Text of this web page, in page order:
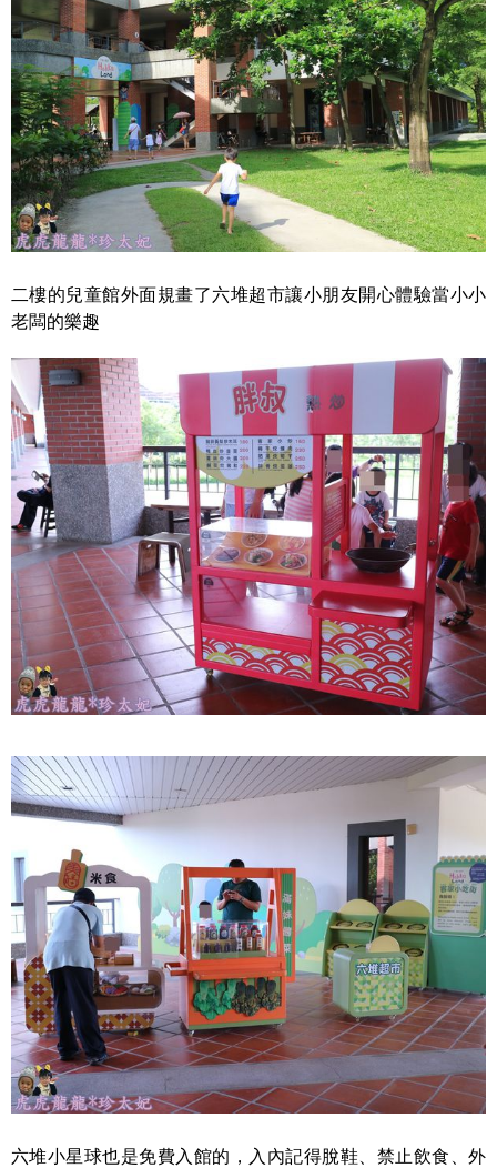
二樓的兒童館外面規畫了六堆超市讓小朋友開心體驗當小小
老闆的樂趣
六堆小星球也是免費入館的，入內記得脫鞋、禁止飲食、外